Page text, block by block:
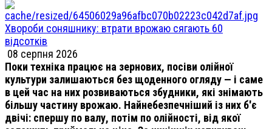
Хвороби соняшнику: втрати врожаю сягають 60
відсотків
08 серпня 2026
Поки техніка працює на зернових, посіви олійної
культури залишаються без щоденного огляду — і саме
в цей час на них розвиваються збудники, які знімають
більшу частину врожаю. Найнебезпечніший із них б'є
двічі: спершу по валу, потім по олійності, від якої